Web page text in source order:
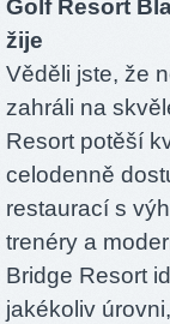
Golf Resort
žije
Věděli jste, že
zahráli na
Resort potěší
celodenně
restaurací s
trenéry a
Bridge Resort
jakékoliv